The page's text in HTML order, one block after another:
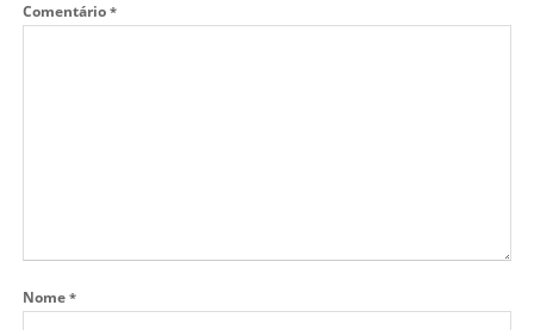
Comentário *
Nome *